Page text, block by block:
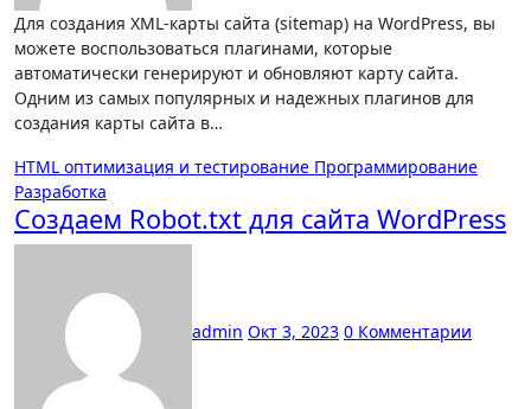
Для создания XML-карты сайта (sitemap) на WordPress, вы
можете воспользоваться плагинами, которые
автоматически генерируют и обновляют карту сайта.
Одним из самых популярных и надежных плагинов для
создания карты сайта в…
HTML оптимизация и тестирование Программирование
Разработка
Создаем Robot.txt для сайта WordPress
admin Окт 3, 2023 0 Комментарии